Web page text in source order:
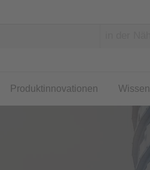
Produktinnovationen Wissen